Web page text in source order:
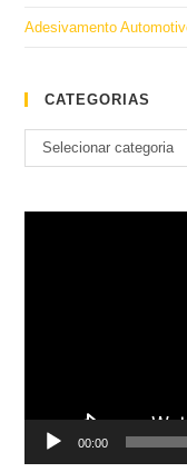
Adesivamento
CATEGORIAS
Categorias
Selecionar categoria
00:00